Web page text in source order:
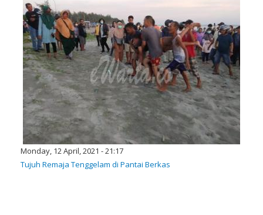
Monday, 12 April, 2021 - 21:17
Tujuh Remaja Tenggelam di Pantai Berkas